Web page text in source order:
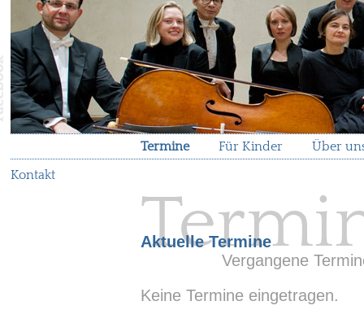
Termine Für Kinder
Über
Kontakt
Aktuelle Termine
Vergangene
Keine Termine eingetragen.